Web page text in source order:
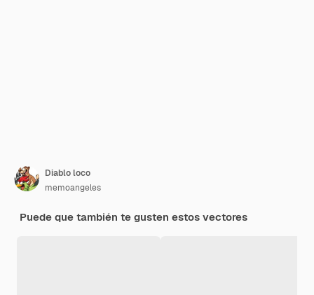
Diablo loco
memoangeles
Puede que también te gusten estos vectores